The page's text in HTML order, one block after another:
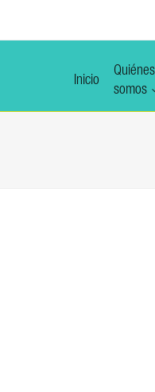
Inicio
Quiénes
somos